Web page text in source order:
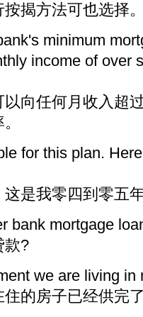
揭方法可也选择
minimum
income of over
向任何月收入超
for this plan.
是我零四到零五
bank mortgage
款?
we are living in
的房子已经供完